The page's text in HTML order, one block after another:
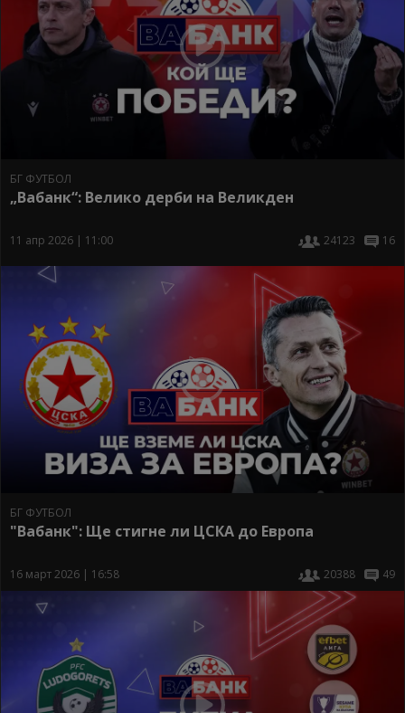
БГ ФУТБОЛ
„Вабанк“: Велико дерби на Великден
11 апр 2026 | 11:00 24123 16
БГ ФУТБОЛ
"Вабанк": Ще стигне ли ЦСКА до Европа
16 март 2026 | 16:58 20388 49